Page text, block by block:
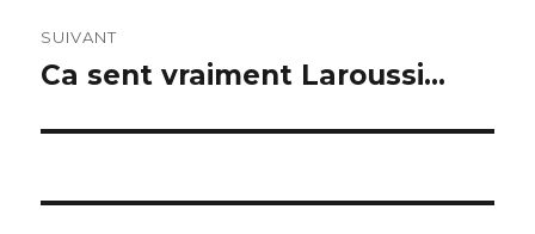
SUIVANT
Publication
Ca sent vraiment Laroussi…